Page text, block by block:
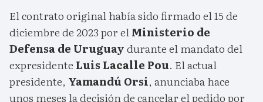
El contrato original había sido firmado el 15 de
diciembre de 2023 por elMinisterio de
Defensa de Uruguaydurante el mandato del
expresidente Luis Lacalle Pou. El actual
presidente, Yamandú Orsi, anunciaba hace
unos meses la decisión de cancelar el pedido por